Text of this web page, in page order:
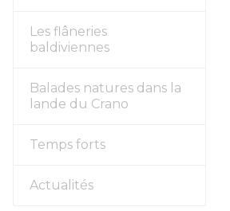
Les flâneries
baldiviennes
Balades natures dans la
lande du Crano
Temps forts
Actualités